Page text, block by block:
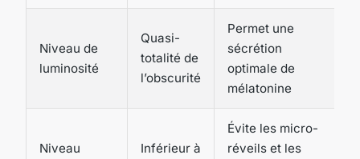
Niveau de
luminosité
Quasi-
totalité de
l’obscurité
Permet une
sécrétion
optimale de
mélatonine
Niveau
Inférieur à
Évite les micro-
réveils et les